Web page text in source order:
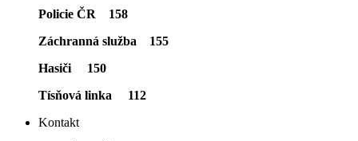
Policie ČR 158
Záchranná služba 155
Hasiči 150
Tísňová linka 112
Kontakt